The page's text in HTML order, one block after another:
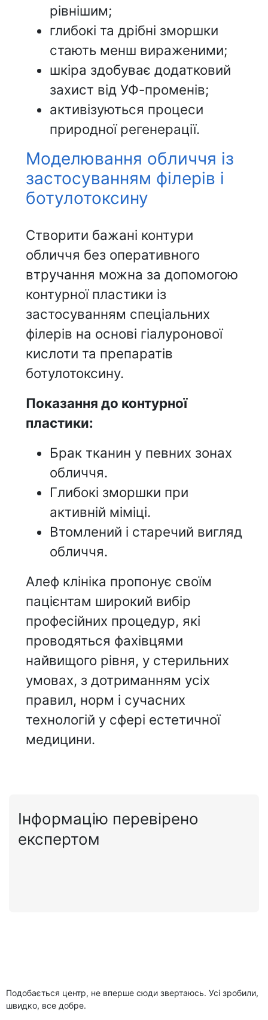
рівнішим;
глибокі та дрібні зморшки
стають менш вираженими;
шкіра здобуває додатковий
захист від УФ-променів;
активізуються процеси
природної регенерації.
Моделювання обличчя із
застосуванням філерів і
ботулотоксину
Створити бажані контури
обличчя без оперативного
втручання можна за допомогою
контурної пластики із
застосуванням спеціальних
філерів на основі гіалуронової
кислоти та препаратів
ботулотоксину.
Показання до контурної
пластики:
Брак тканин у певних зонах
обличчя.
Глибокі зморшки при
активній міміці.
Втомлений і старечий вигляд
обличчя.
Алеф клініка пропонує своїм
пацієнтам широкий вибір
професійних процедур, які
проводяться фахівцями
найвищого рівня, у стерильних
умовах, з дотриманням усіх
правил, норм і сучасних
технологій у сфері естетичної
медицини.
Інформацію перевірено
експертом
Подобається центр, не вперше сюди звертаюсь. Усі зробили,
швидко, все добре.